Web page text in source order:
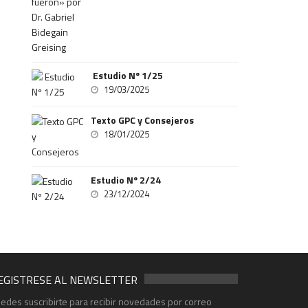
Estudio Nº 1/25
19/03/2025
Texto GPC y Consejeros
18/01/2025
Estudio Nº 2/24
23/12/2024
AL NEWSLETTER
suscribirte para recibir novedades por correo